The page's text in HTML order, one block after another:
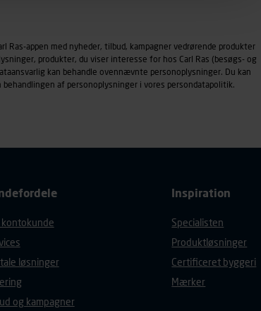
færden på siderne, tidspunkt, hvad der
om enhedstype (computer,
Ras-appen med nyheder, tilbud, kampagner vedrørende produkter
produkter, du viser interesse for hos Carl Ras (besøgs- og
kan behandle ovennævnte personoplysninger. Du kan
af personoplysninger i vores persondatapolitik.
kontokunde
løsninger
og kampagner
Inspiration
Specialisten
Produktløsninger
Certificeret byggeri
Mærker